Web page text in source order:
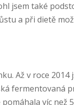
jsem také
a při dietě
Až v roce
fermentovaná
víc než